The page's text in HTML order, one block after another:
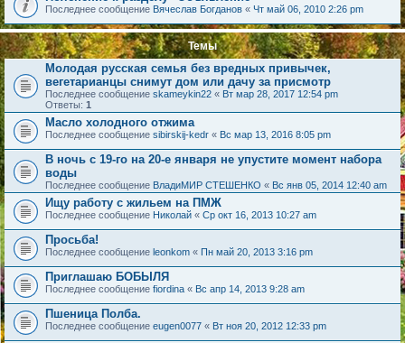
Последнее сообщение Вячеслав Богданов « Чт май 06, 2010 2:26 pm
Темы
Молодая русская семья без вредных привычек,
вегетарианцы снимут дом или дачу за присмотр
Последнее сообщение skameykin22 « Вт мар 28, 2017 12:54 pm
Ответы: 1
Масло холодного отжима
Последнее сообщение sibirskij-kedr « Вс мар 13, 2016 8:05 pm
В ночь с 19-го на 20-е января не упустите момент набора
воды
Последнее сообщение ВладиМИР СТЕШЕНКО « Вс янв 05, 2014 12:40 am
Ищу работу с жильем на ПМЖ
Последнее сообщение Николай « Ср окт 16, 2013 10:27 am
Просьба!
Последнее сообщение leonkom « Пн май 20, 2013 3:16 pm
Приглашаю БОБЫЛЯ
Последнее сообщение fiordina « Вс апр 14, 2013 9:28 am
Пшеница Полба.
Последнее сообщение eugen0077 « Вт ноя 20, 2012 12:33 pm